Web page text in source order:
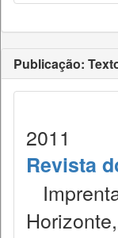
Publicação:
2011
Revista